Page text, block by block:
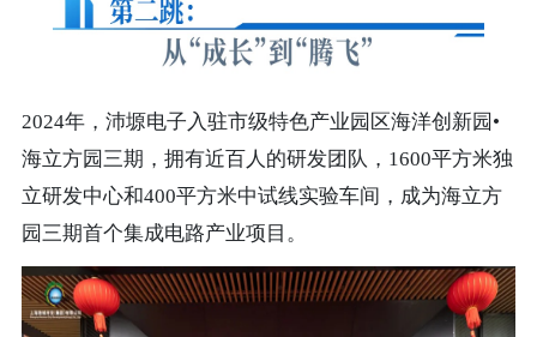
2024年，沛塬电子入驻市级特色产业园区海洋创新园•
海立方园三期，拥有近百人的研发团队，1600平方米独
立研发中心和400平方米中试线实验车间，成为海立方
园三期首个集成电路产业项目。